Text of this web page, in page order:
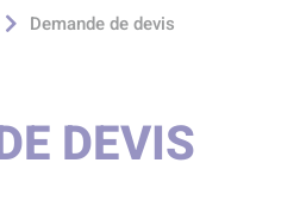
Demande de devis
DEVIS